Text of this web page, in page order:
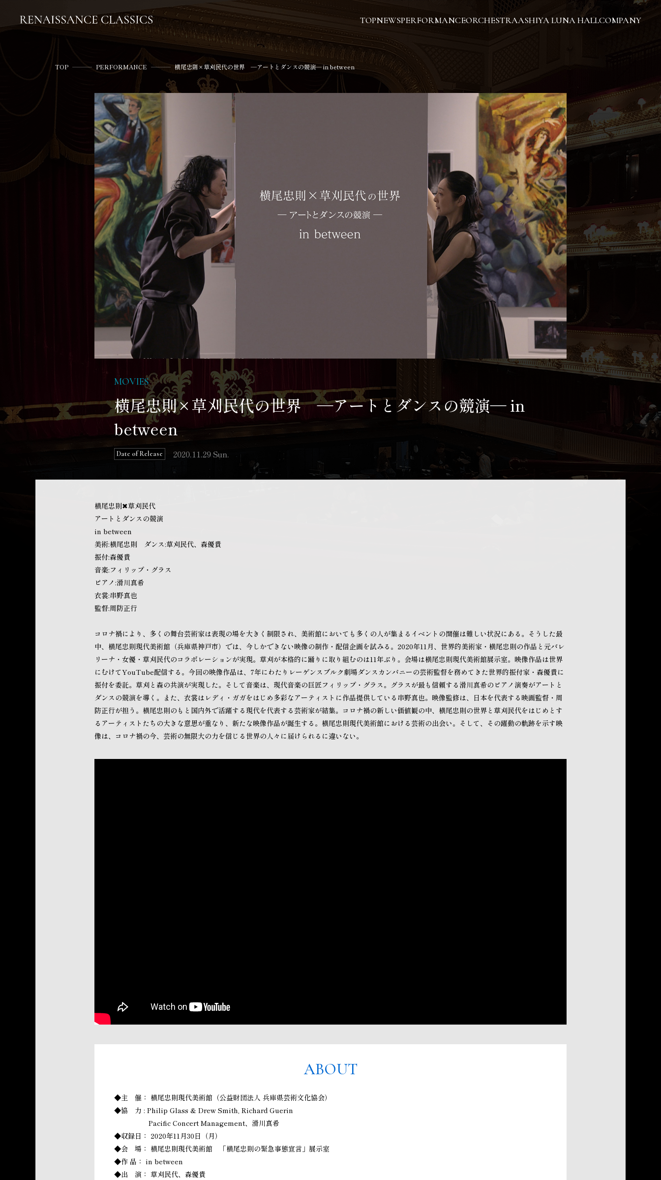
TOPNEWSPERFORMANCEORCHESTRAASHIYA LUNA HALLCOMPANY
TOP PERFORMANCE 横尾忠則×草刈民代の世界 ―アートとダンスの競演― in between
MOVIES
横尾忠則×草刈民代の世界 ―アートとダンスの競演― in
between
Date of Release 2020.11.29 Sun.
横尾忠則✖︎草刈民代
アートとダンスの競演
in between
美術:横尾忠則 ダンス:草刈民代、森優貴
振付:森優貴
音楽:フィリップ・グラス
ピアノ:滑川真希
衣裳:串野真也
監督:周防正行
コロナ禍により、多くの舞台芸術家は表現の場を大きく制限され、美術館においても多くの人が集まるイベントの開催は難しい状況にある。そうした最
中、横尾忠則現代美術館（兵庫県神戸市）では、今しかできない映像の制作・配信企画を試みる。2020年11月、世界的美術家・横尾忠則の作品と元バレ
リーナ・女優・草刈民代のコラボレーションが実現。草刈が本格的に踊りに取り組むのは11年ぶり。会場は横尾忠則現代美術館展示室。映像作品は世界
にむけてYouTube配信する。今回の映像作品は、7年にわたりレーゲンスブルク劇場ダンスカンパニーの芸術監督を務めてきた世界的振付家・森優貴に
振付を委託。草刈と森の共演が実現した。そして音楽は、現代音楽の巨匠フィリップ・グラス。グラスが最も信頼する滑川真希のピアノ演奏がアートと
ダンスの競演を導く。また、衣裳はレディ・ガガをはじめ多彩なアーティストに作品提供している串野真也。映像監修は、日本を代表する映画監督・周
防正行が担う。横尾忠則のもと国内外で活躍する現代を代表する芸術家が結集。コロナ禍の新しい価値観の中、横尾忠則の世界と草刈民代をはじめとす
るアーティストたちの大きな意思が重なり、新たな映像作品が誕生する。横尾忠則現代美術館における芸術の出会い。そして、その躍動の軌跡を示す映
像は、コロナ禍の今、芸術の無限大の力を信じる世界の人々に届けられるに違いない。
ABOUT
◆主 催： 横尾忠則現代美術館（公益財団法人 兵庫県芸術文化協会）
◆協 力 : Philip Glass & Drew Smith, Richard Guerin
Pacific Concert Management、滑川真希
◆収録日： 2020年11月30日（月）
◆会 場： 横尾忠則現代美術館 「横尾忠則の緊急事態宣言」展示室
◆作 品： in between
◆出 演： 草刈民代、森優貴